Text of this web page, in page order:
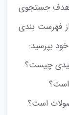
هدف جستجوی
فهرست بندی
بپرسید:
چیست؟
است؟
است؟